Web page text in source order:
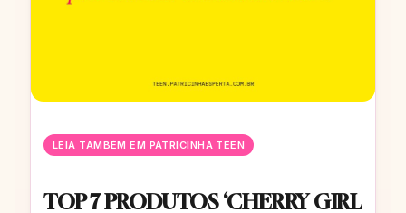
LEIA TAMBÉM EM PATRICINHA TEEN
TOP 7 PRODUTOS ‘CHERRY GIRL